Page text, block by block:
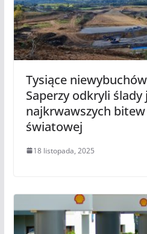
Tysiące
Saperzy odkryli ślady
najkrwawszych
światowej
18 listopada, 2025